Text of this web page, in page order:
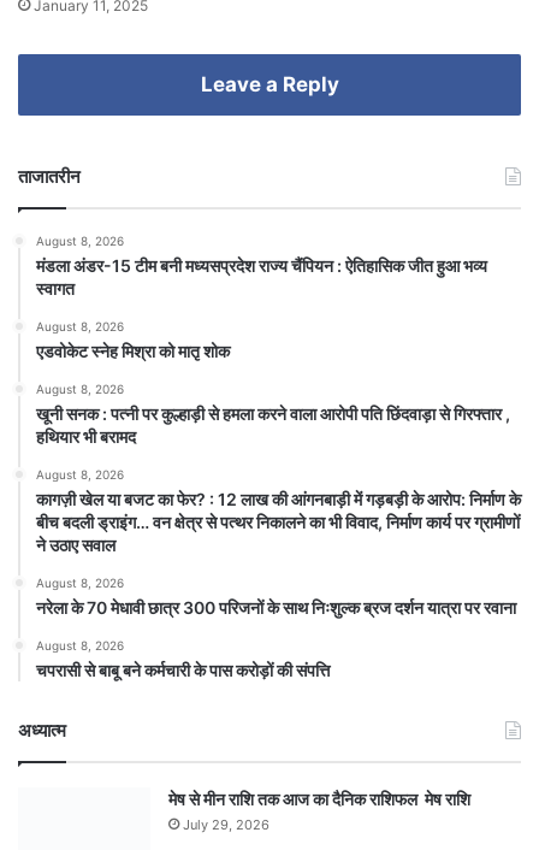
January 11, 2025
Leave a Reply
ताजातरीन
August 8, 2026
मंडला अंडर-15 टीम बनी मध्यसप्रदेश राज्य चैंपियन : ऐतिहासिक जीत हुआ भव्य
स्वागत
August 8, 2026
एडवोकेट स्नेह मिश्रा को मातृ शोक
August 8, 2026
खूनी सनक : पत्नी पर कुल्हाड़ी से हमला करने वाला आरोपी पति छिंदवाड़ा से गिरफ्तार ,
हथियार भी बरामद
August 8, 2026
कागज़ी खेल या बजट का फेर? : 12 लाख की आंगनबाड़ी में गड़बड़ी के आरोप: निर्माण के
बीच बदली ड्राइंग… वन क्षेत्र से पत्थर निकालने का भी विवाद, निर्माण कार्य पर ग्रामीणों
ने उठाए सवाल
August 8, 2026
नरेला के 70 मेधावी छात्र 300 परिजनों के साथ निःशुल्क ब्रज दर्शन यात्रा पर रवाना
August 8, 2026
चपरासी से बाबू बने कर्मचारी के पास करोड़ों की संपत्ति
अध्यात्म
मेष से मीन राशि तक आज का दैनिक राशिफल मेष राशि
July 29, 2026